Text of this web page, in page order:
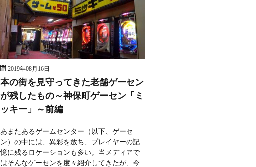
2019年08月16日
本の街を見守ってきた老舗ゲーセン
が残したもの～神保町ゲーセン「ミ
ッキー」～前編
あまたあるゲームセンター（以下、ゲーセ
ン）の中には、異彩を放ち、プレイヤーの記
憶に残るロケーションも多い。当メディアで
はそんなゲーセンを度々紹介してきたが、今